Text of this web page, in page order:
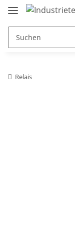
Relais